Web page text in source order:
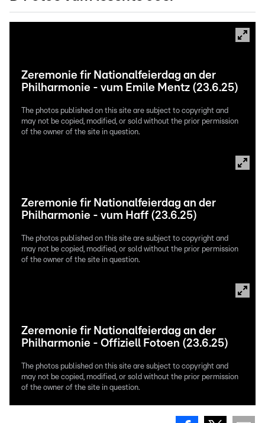
Zeremonie fir Nationalfeierdag an der
Philharmonie - vum Emile Mentz (23.6.25)
The photos published on this site are subject to copyright and
may not be copied, modified, or sold without the prior permission
of the owner of the site in question.
Zeremonie fir Nationalfeierdag an der
Philharmonie - vum Haff (23.6.25)
The photos published on this site are subject to copyright and
may not be copied, modified, or sold without the prior permission
of the owner of the site in question.
Zeremonie fir Nationalfeierdag an der
Philharmonie - Offiziell Fotoen (23.6.25)
The photos published on this site are subject to copyright and
may not be copied, modified, or sold without the prior permission
of the owner of the site in question.